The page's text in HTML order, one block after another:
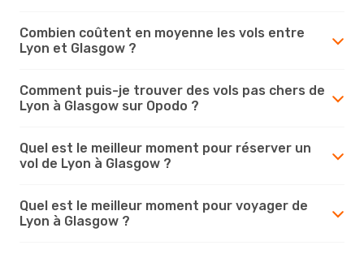
Combien coûtent en moyenne les vols entre
Lyon et Glasgow ?
Comment puis-je trouver des vols pas chers de
Lyon à Glasgow sur Opodo ?
Quel est le meilleur moment pour réserver un
vol de Lyon à Glasgow ?
Quel est le meilleur moment pour voyager de
Lyon à Glasgow ?